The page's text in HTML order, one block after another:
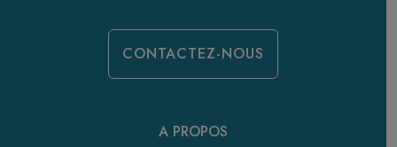
CONTACTEZ-NOUS
A PROPOS